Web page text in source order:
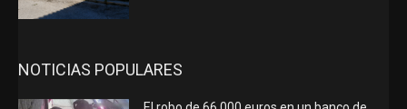
NOTICIAS POPULARES